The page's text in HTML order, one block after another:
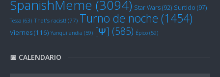
SpanishMeme (3094) Star Wars(92) Surtido (97)
Tessa (63) That's racist! (77) Turno de noche (1454)
Viernes(116) Yanquilandia (59) [Ψ] (585) Épico (59)
📅 CALENDARIO